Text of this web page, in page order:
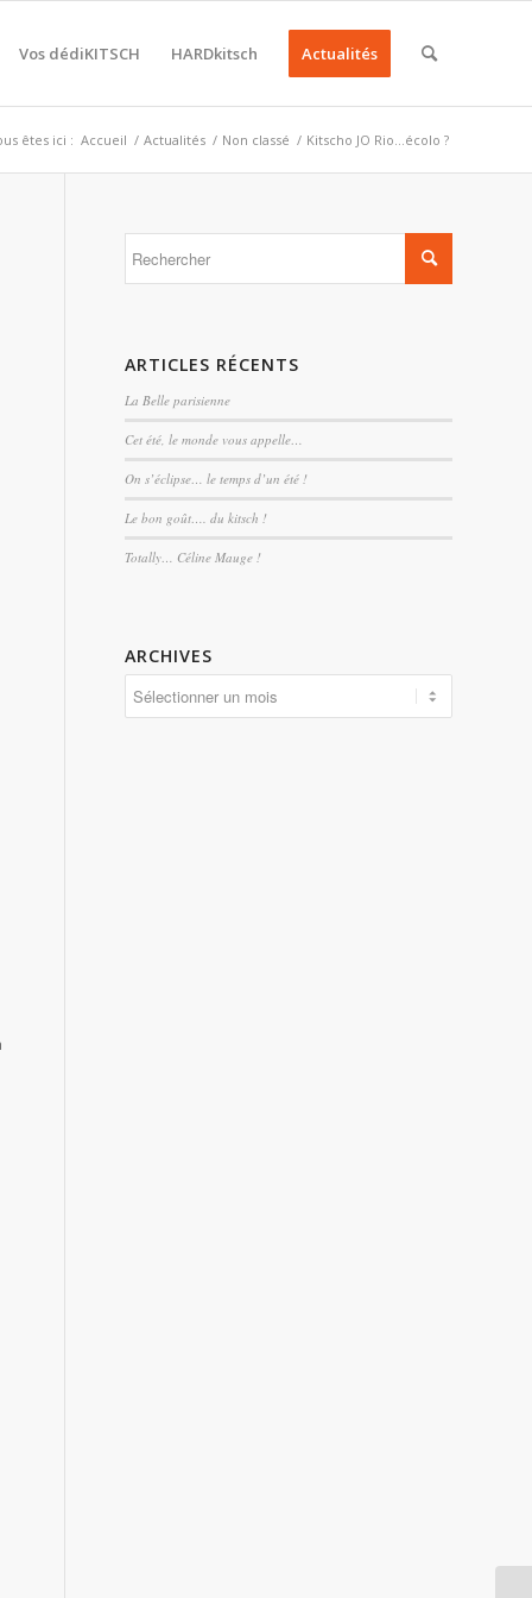
Vos dédiKITSCH HARDkitsch Actualités
êtes ici : Accueil / Actualités / Non classé / Kitscho JO Rio…écolo ?
ARTICLES RÉCENTS
La Belle parisienne
Cet été, le monde vous appelle…
On s’éclipse… le temps d’un été !
Le bon goût…. du kitsch !
Totally… Céline Mauge !
ARCHIVES